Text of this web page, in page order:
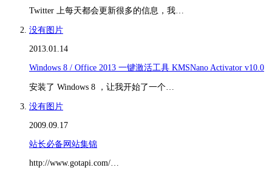
Twitter 上每天都会更新很多的信息，我…
没有图片
2013.01.14
Windows 8 / Office 2013 一键激活工具 KMSNano Activator v10.0
安装了 Windows 8 ，让我开始了一个…
没有图片
2009.09.17
站长必备网站集锦
http://www.gotapi.com/…